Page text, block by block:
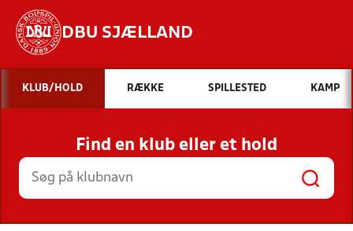
DBU SJÆLLAND
Hvad vil du søge efter?
INDHOLD OG NYHEDER
STILLINGER, RESULTATER, KLUBBER OG
HOLD
KLUB/HOLD RÆKKE SPILLESTED KAMP
Find en klub eller et hold